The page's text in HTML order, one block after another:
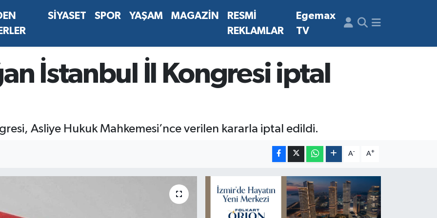
SİYASET SPOR YAŞAM MAGAZİN
RESMİ
REKLAMLAR
Egemax
TV
İstanbul İl Kongresi iptal
Asliye Hukuk Mahkemesi’nce verilen kararla iptal edildi.
A- A+